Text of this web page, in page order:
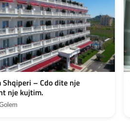
Shqiperi – Cdo dite nje
nje kujtim.